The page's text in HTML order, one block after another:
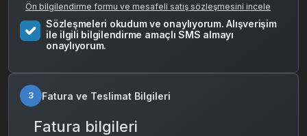
Ön bilgilendirme formu ve mesafeli satış sözleşmesini incele
Sözleşmeleri okudum ve onaylıyorum. Alışverişim
ile ilgili bilgilendirme amaçlı SMS almayı
onaylıyorum.
3 Fatura ve Teslimat Bilgileri
Fatura bilgileri